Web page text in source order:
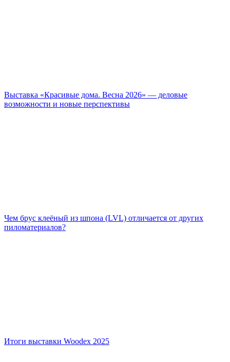
Выставка «Красивые дома. Весна 2026» — деловые
возможности и новые перспективы
Чем брус клеёный из шпона (LVL) отличается от других
пиломатериалов?
Итоги выставки Woodex 2025